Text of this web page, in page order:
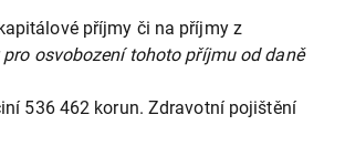
příjmy či na příjmy z
osvobození tohoto příjmu od daně
536 462 korun. Zdravotní pojištění